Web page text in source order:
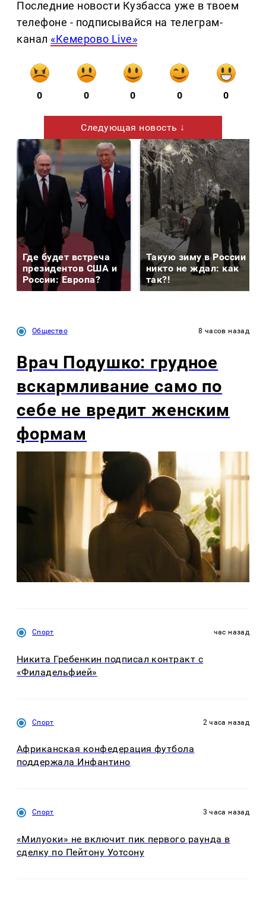
Последние новости Кузбасса уже в твоем
телефоне - подписывайся на телеграм-
канал «Кемерово Live»
0 0 0 0 0
Следующая новость ↓
Где будет встреча
президентов США и
России: Европа?
Такую зиму в России
никто не ждал: как
так?!
Общество 8 часов назад
Врач Подушко: грудное
вскармливание само по
себе не вредит женским
формам
Спорт час назад
Никита Гребенкин подписал контракт с
«Филадельфией»
Спорт 2 часа назад
Африканская конфедерация футбола
поддержала Инфантино
Спорт 3 часа назад
«Милуоки» не включит пик первого раунда в
сделку по Пейтону Уотсону